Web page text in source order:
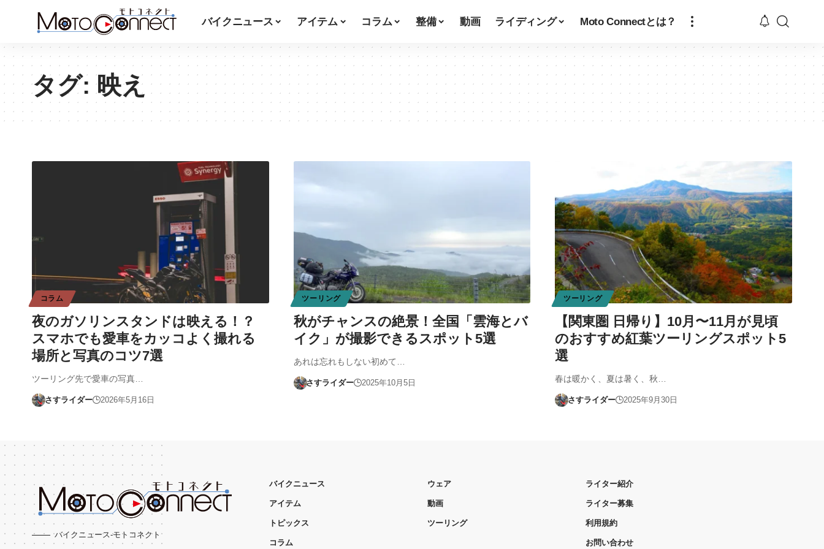
バイクニュース アイテム コラム 整備 動画 ライディング Moto Connectとは？
タグ:映え
コラム
夜のガソリンスタンドは映える！？
スマホでも愛車をカッコよく撮れる
場所と写真のコツ7選
ツーリング先で愛車の写真…
さすライダー 2026年5月16日
ツーリング
秋がチャンスの絶景！全国「雲海とバ
イク」が撮影できるスポット5選
あれは忘れもしない初めて…
さすライダー 2025年10月5日
ツーリング
【関東圏 日帰り】10月〜11月が見頃
のおすすめ紅葉ツーリングスポット5
選
春は暖かく、夏は暑く、秋…
さすライダー 2025年9月30日
バイクニュース-モトコネクト
バイクニュース
アイテム
トピックス
コラム
ウェア
動画
ツーリング
ライター紹介
ライター募集
利用規約
お問い合わせ